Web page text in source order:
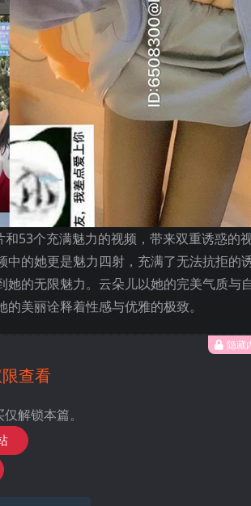
53个充满魅力的视频，带来双重诱惑的
的她更是魅力四射，充满了无法抗拒的
的无限魅力。云朵儿以她的完美气质与
美丽诠释着性感与优雅的极致。
隐藏
查看
解锁本篇。